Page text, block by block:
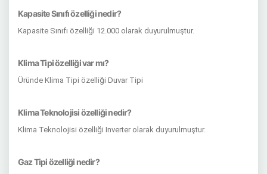
Kapasite Sınıfı özelliği nedir?
Kapasite Sınıfı özelliği 12.000 olarak duyurulmuştur.
Klima Tipi özelliği var mı?
Üründe Klima Tipi özelliği Duvar Tipi
Klima Teknolojisi özelliği nedir?
Klima Teknolojisi özelliği Inverter olarak duyurulmuştur.
Gaz Tipi özelliği nedir?